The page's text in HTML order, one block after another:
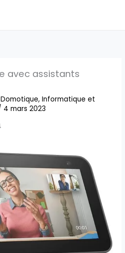
avec assistants
Domotique,Informatique et
4 mars 2023